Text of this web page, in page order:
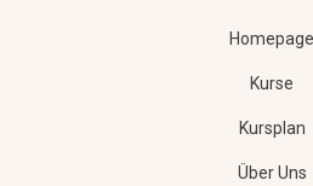
Homepage
Kurse
Kursplan
Über Uns